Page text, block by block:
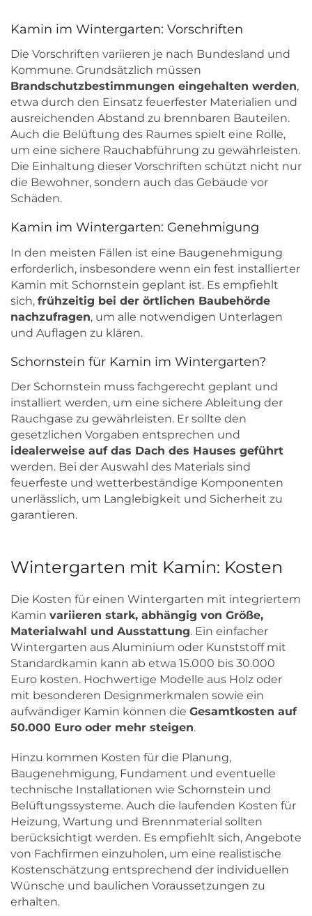
Kamin im Wintergarten: Vorschriften
Die Vorschriften variieren je nach Bundesland und
Kommune. Grundsätzlich müssen
Brandschutzbestimmungen eingehalten werden,
etwa durch den Einsatz feuerfester Materialien und
ausreichenden Abstand zu brennbaren Bauteilen.
Auch die Belüftung des Raumes spielt eine Rolle,
um eine sichere Rauchabführung zu gewährleisten.
Die Einhaltung dieser Vorschriften schützt nicht nur
die Bewohner, sondern auch das Gebäude vor
Schäden.
Kamin im Wintergarten: Genehmigung
In den meisten Fällen ist eine Baugenehmigung
erforderlich, insbesondere wenn ein fest installierter
Kamin mit Schornstein geplant ist. Es empfiehlt
sich, frühzeitig bei der örtlichen Baubehörde
nachzufragen, um alle notwendigen Unterlagen
und Auflagen zu klären.
Schornstein für Kamin im Wintergarten?
Der Schornstein muss fachgerecht geplant und
installiert werden, um eine sichere Ableitung der
Rauchgase zu gewährleisten. Er sollte den
gesetzlichen Vorgaben entsprechen und
idealerweise auf das Dach des Hauses geführt
werden. Bei der Auswahl des Materials sind
feuerfeste und wetterbeständige Komponenten
unerlässlich, um Langlebigkeit und Sicherheit zu
garantieren.
Wintergarten mit Kamin: Kosten
Die Kosten für einen Wintergarten mit integriertem
Kamin variieren stark, abhängig von Größe,
Materialwahl und Ausstattung. Ein einfacher
Wintergarten aus Aluminium oder Kunststoff mit
Standardkamin kann ab etwa 15.000 bis 30.000
Euro kosten. Hochwertige Modelle aus Holz oder
mit besonderen Designmerkmalen sowie ein
aufwändiger Kamin können die Gesamtkosten auf
50.000 Euro oder mehr steigen.
Hinzu kommen Kosten für die Planung,
Baugenehmigung, Fundament und eventuelle
technische Installationen wie Schornstein und
Belüftungssysteme. Auch die laufenden Kosten für
Heizung, Wartung und Brennmaterial sollten
berücksichtigt werden. Es empfiehlt sich, Angebote
von Fachfirmen einzuholen, um eine realistische
Kostenschätzung entsprechend der individuellen
Wünsche und baulichen Voraussetzungen zu
erhalten.